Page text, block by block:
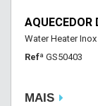
AQUECEDOR
Water Heater
Refª GS50403
MAIS